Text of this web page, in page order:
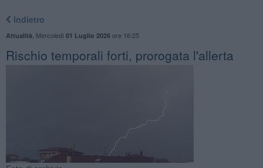
Indietro
Attualità Mercoledì 01 Luglio 2026ore 16:25
Rischio temporali forti, prorogata l'allerta